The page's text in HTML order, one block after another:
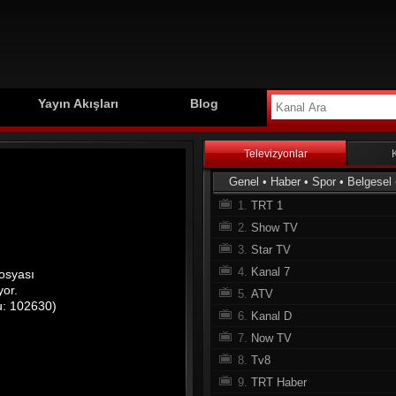
Yayın Akışları Blog
Televizyonlar
Genel • Haber • Spor • Belgesel
1. TRT 1
2. Show TV
3. Star TV
4. Kanal 7
5. ATV
6. Kanal D
7. Now TV
8. Tv8
9. TRT Haber